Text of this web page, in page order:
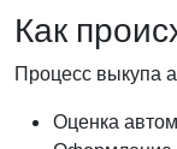
Как
Процесс выкупа
Оценка